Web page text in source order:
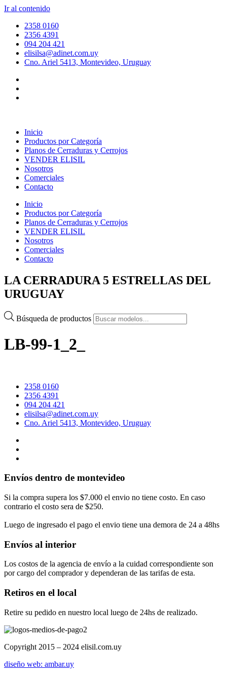
Ir al contenido
2358 0160
2356 4391
094 204 421
elisilsa@adinet.com.uy
Cno. Ariel 5413, Montevideo, Uruguay
Inicio
Productos por Categoría
Planos de Cerraduras y Cerrojos
VENDER ELISIL
Nosotros
Comerciales
Contacto
Inicio
Productos por Categoría
Planos de Cerraduras y Cerrojos
VENDER ELISIL
Nosotros
Comerciales
Contacto
LA CERRADURA 5 ESTRELLAS DEL
URUGUAY
Búsqueda de productos
LB-99-1_2_
2358 0160
2356 4391
094 204 421
elisilsa@adinet.com.uy
Cno. Ariel 5413, Montevideo, Uruguay
Envíos dentro de montevideo
Si la compra supera los $7.000 el envio no tiene costo. En caso
contrario el costo sera de $250.
Luego de ingresado el pago el envio tiene una demora de 24 a 48hs
Envíos al interior
Los costos de la agencia de envío a la cuidad correspondiente son
por cargo del comprador y dependeran de las tarifas de esta.
Retiros en el local
Retire su pedido en nuestro local luego de 24hs de realizado.
Copyright 2015 – 2024 elisil.com.uy
diseño web: ambar.uy